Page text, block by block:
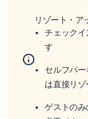
リゾート・ア
チェック
す
セルフパ
は直接リゾ
ゲストの